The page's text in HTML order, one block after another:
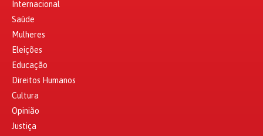
Internacional
Saúde
Mulheres
Eleições
Educação
Direitos Humanos
Cultura
Opinião
Justiça